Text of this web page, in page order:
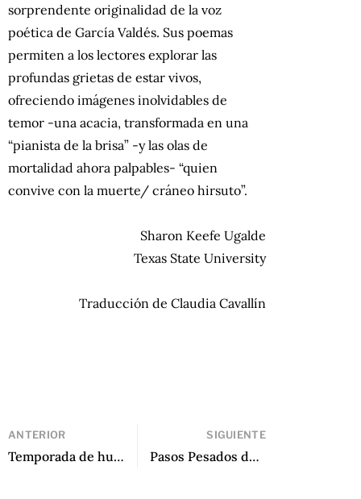
sorprendente originalidad de la voz
poética de García Valdés. Sus poemas
permiten a los lectores explorar las
profundas grietas de estar vivos,
ofreciendo imágenes inolvidables de
temor -una acacia, transformada en una
“pianista de la brisa” -y las olas de
mortalidad ahora palpables- “quien
convive con la muerte/ cráneo hirsuto”.
Sharon Keefe Ugalde
Texas State University
Traducción de Claudia Cavallín
ANTERIOR
Temporada de huracanes de Fernanda Melchor
SIGUIENTE
Pasos Pesados de Gunter Silva